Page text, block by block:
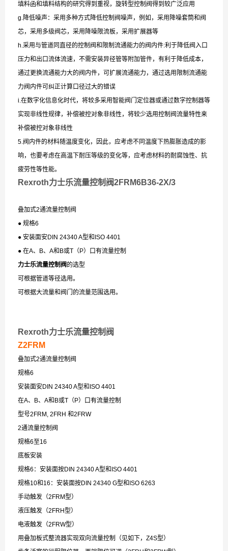
填料函和填料结构的研究得到重视，旋转型控制阀得到较广泛应用
g.降低噪声：采用多种方式降低控制阀噪声，例如，采用降噪套筒和阀
芯，采用多级阀芯，采用降噪限流板，采用扩展器等
h.采用与管道同直径的控制阀和限制流通能力的阀内件:利于降低阀入口
压力和出口流体流速，不需安装异径管等附加管件，有利于降低成本，
通过更换流通能力大的阀内件，可扩展流通能力，通过选用限制流通能
力阀内件可纠正计算口径过大的错误
i.在数字化信息化时代，将较多采用智能阀门定位器或通过数字控制器等
实现非线性规律，补偿被控对象非线性，将较少选用控制阀流量特性来
补偿被控对象非线性
5.阀内件的材料随温度变化，因此，应考虑不同温度下热膨胀造成的影
响，也要考虑在高温下耐压等级的变化等，应考虑材料的耐腐蚀性、抗
疲劳性等性能。
Rexroth力士乐流量控制阀2FRM6B36-2X/3
叠加式2通流量控制阀
● 规格6
● 安装面安DIN 24340 A型和ISO 4401
● 在A、B、A和B或T（P）口有流量控制
力士乐流量控制阀 的选型
可根据管道等径选用。
可根据大流量和阀门的流量范围选用。
Rexroth力士乐流量控制阀
Z2FRM
叠加式2通流量控制阀
规格6
安装面安DIN 24340 A型和ISO 4401
在A、B、A和B或T（P）口有流量控制
型号2FRM, 2FRH 和2FRW
2通流量控制阀
规格6至16
底板安装
规格6：安装面按DIN 24340 A型和ISO 4401
规格10和16：安装面按DIN 24340 G型和ISO 6263
手动触发（2FRM型）
液压触发（2FRH型）
电液触发（2FRW型）
用叠加板式整流器实现双向流量控制（见如下，Z4S型）